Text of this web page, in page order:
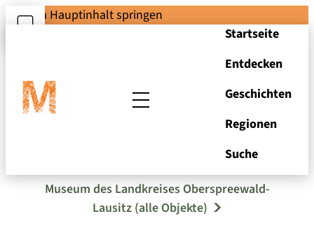
Zum Hauptinhalt springen
Startseite
Entdecken
Geschichten
Regionen
Suche
Zimmermannsbeil
Museum des Landkreises Oberspreewald-
Lausitz (alle Objekte)